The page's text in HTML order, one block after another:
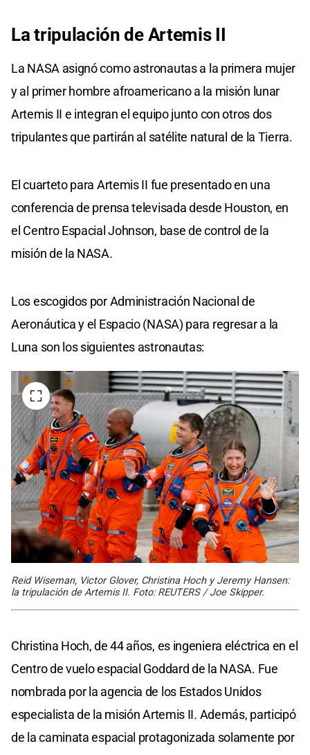
La tripulación de Artemis II
La NASA asignó como astronautas a la primera mujer
y al primer hombre afroamericano a la misión lunar
Artemis II e integran el equipo junto con otros dos
tripulantes que partirán al satélite natural de la Tierra.
El cuarteto para Artemis II fue presentado en una
conferencia de prensa televisada desde Houston, en
el Centro Espacial Johnson, base de control de la
misión de la NASA.
Los escogidos por Administración Nacional de
Aeronáutica y el Espacio (NASA) para regresar a la
Luna son los siguientes astronautas:
Reid Wiseman, Victor Glover, Christina Hoch y Jeremy Hansen:
la tripulación de Artemis II. Foto: REUTERS / Joe Skipper.
Christina Hoch, de 44 años, es ingeniera eléctrica en el
Centro de vuelo espacial Goddard de la NASA. Fue
nombrada por la agencia de los Estados Unidos
especialista de la misión Artemis II. Además, participó
de la caminata espacial protagonizada solamente por